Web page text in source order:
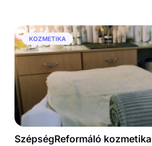
KOZMETIKA
SzépségReformáló kozmetika